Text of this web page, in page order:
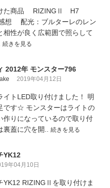
けた商品 RIZINGⅡ H7
想 配光：ブルターレのレン
相性が良く広範囲で照らして
続きを見る
2012年 モンスター796
2019年04月12日
イトLED取り付けました！ 明
です☆ モンスターはライトの
作りになっているので取り付
裏蓋に穴を開.. 続きを見る
YK12
年04月10日
YK12 RIZINGⅡを取り付けま